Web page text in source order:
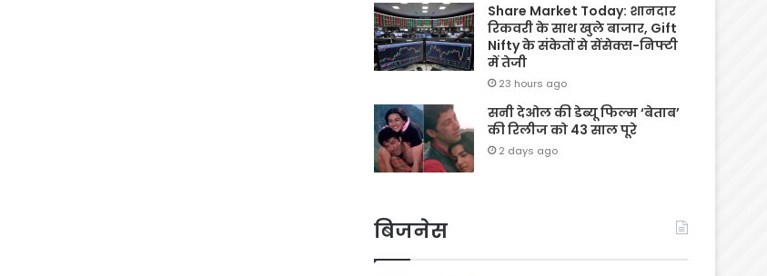
Share Market Today: शानदार
रिकवरी के साथ खुले बाजार, Gift
Nifty के संकेतों से सेंसेक्स-निफ्टी
में तेजी
23 hours ago
सनी देओल की डेब्यू फिल्म ‘बेताब’
की रिलीज को 43 साल पूरे
2 days ago
बिजनेस